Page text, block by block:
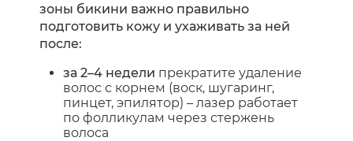
зоны бикини важно правильно
подготовить кожу и ухаживать за ней
после:
за 2–4 недели прекратите удаление
волос с корнем (воск, шугаринг,
пинцет, эпилятор) – лазер работает
по фолликулам через стержень
волоса